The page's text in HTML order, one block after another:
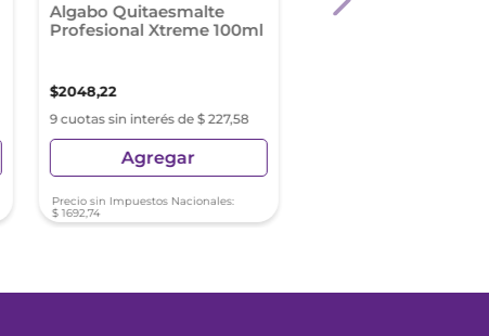
Algabo Quitaesmalte
Profesional Xtreme 100ml
$2048,22
9 cuotas sin interés de $ 227,58
Agregar
Precio sin Impuestos Nacionales:
$ 1692,74
Algabo